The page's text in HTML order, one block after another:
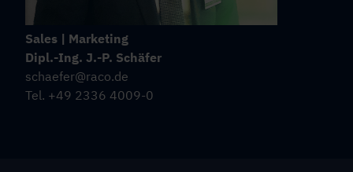
Sales | Marketing
Dipl.-Ing. J.-P. Schäfer
schaefer@raco.de
Tel. +49 2336 4009-0